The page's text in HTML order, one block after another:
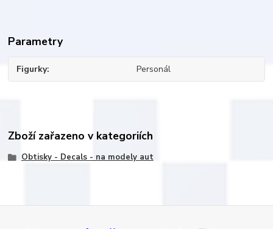
Parametry
Figurky Personál
Zboží zařazeno v kategoriích
Obtisky - Decals - na modely aut